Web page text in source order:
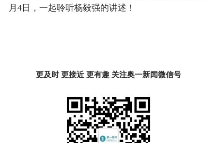
月4日，一起聆听杨毅强的讲述！
更及时 更接近 更有趣 关注奥一新闻微信号